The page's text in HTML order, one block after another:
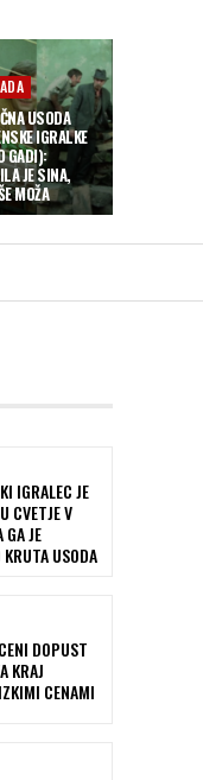
USODA
IGRALKE
GADI):
JE SINA,
MOŽA
IGRALEC JE
CVETJE V
GA JE
KRUTA USODA
DOPUST
KRAJ
CENAMI